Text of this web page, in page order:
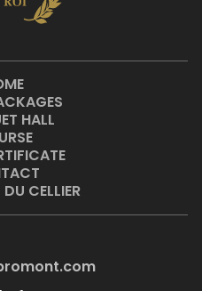
HALL
CELLIER